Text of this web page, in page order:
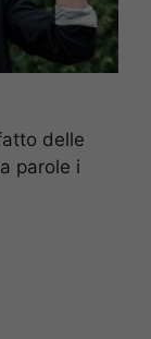
delle
parole i